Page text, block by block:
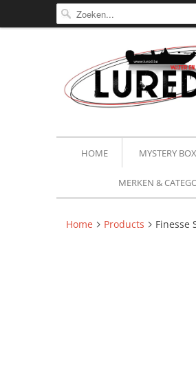
HOME MYSTERY
MERKEN &
Home Products Finesse